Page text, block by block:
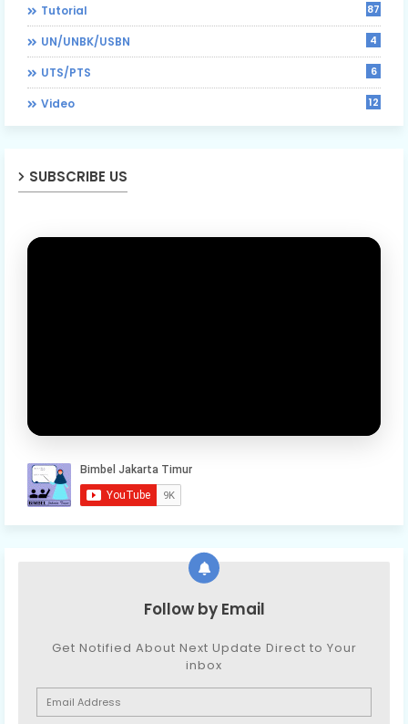
Tutorial 87
UN/UNBK/USBN 4
UTS/PTS 6
Video 12
SUBSCRIBE US
Follow by Email
Get Notified About Next Update Direct to Your
inbox